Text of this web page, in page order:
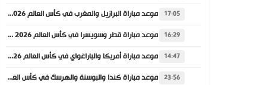
17:05 موعد مباراة البرازيل والمغرب في كأس العالم 2026 والقنوات الناقلة
16:29 موعد مباراة قطر وسويسرا في كأس العالم 2026 والقنوات الناقلة
14:47 موعد مباراة أمريكا والباراغواي في كأس العالم 2026 والقنوات الناقلة
23:56 موعد مباراة كندا والبوسنة والهرسك في كأس العالم 2026 والقنوات الناقلة